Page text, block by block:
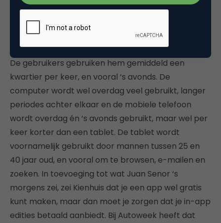
verkoopt dan de iPhone en dat dat ook terug te
zien is in het aantal downloads van de iPad-app van
Nu.nl, er zit nog steeds een stijgende lijn in. Verder is
de tablet een heel nieuwe categorie qua medium.
De gebruikers gebruiken hem gemiddeld een
kwartier per keer, en vooral ‘s avonds. De
computer wordt wel overdag veel gebruikt, langer
periodes achter elkaar en de mobiele telefoon
wordt overdag én ‘s avonds gebruikt, maar wel per
keer korter dan een tablet. De tablet wordt
voornamelijk gebruikt door mannen tussen 25 en
40 jaar oud, en vooral om te browsen, e-mailen en
zoeken. In toevoeging tot wat Juan Senor ‘s
morgens zei, zei Kienhuis dat je een app wel gratis
kunt maken, maar dan moet je zorgen dat je in-app
edities betaald aanbiedt. Bij Autoweek heeft dat